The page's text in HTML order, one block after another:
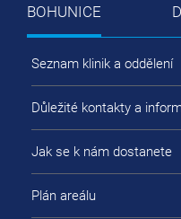
BOHUNICE
Seznam klinik a oddělení
Důležité kontakty a
Jak se k nám dostanete
Plán areálu